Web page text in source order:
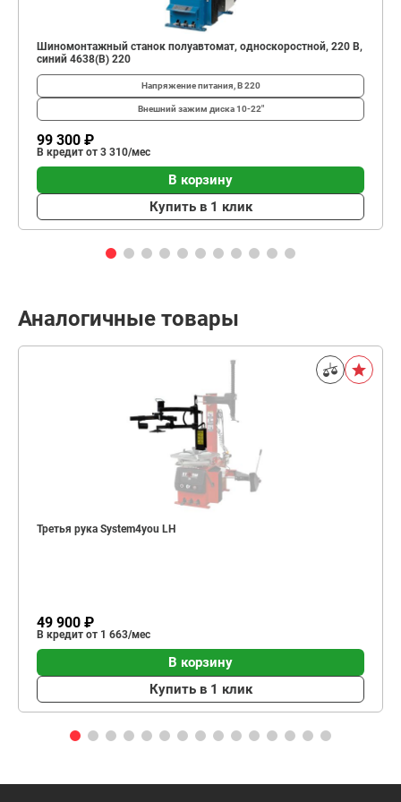
Шиномонтажный станок полуавтомат, односкоростной, 220 В,
синий 4638(B) 220
Напряжение питания, В220
Внешний зажим диска10-22"
99 300 ₽
В кредит от 3 310/мес
В корзину
Купить в 1 клик
Аналогичные товары
Третья рука System4you LH
49 900 ₽
В кредит от 1 663/мес
В корзину
Купить в 1 клик